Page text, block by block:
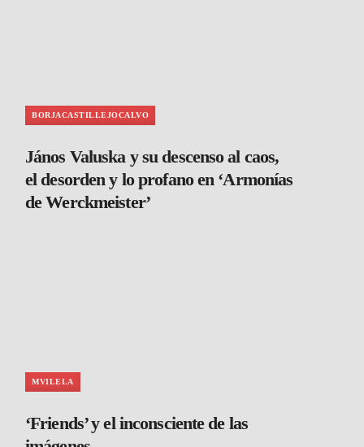
BORJACASTILLEJOCALVO
János Valuska y su descenso al caos,
el desorden y lo profano en ‘Armonías
de Werckmeister’
MVILELA
‘Friends’ y el inconsciente de las